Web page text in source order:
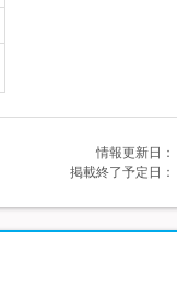
情報更新日：
掲載終了予定日：